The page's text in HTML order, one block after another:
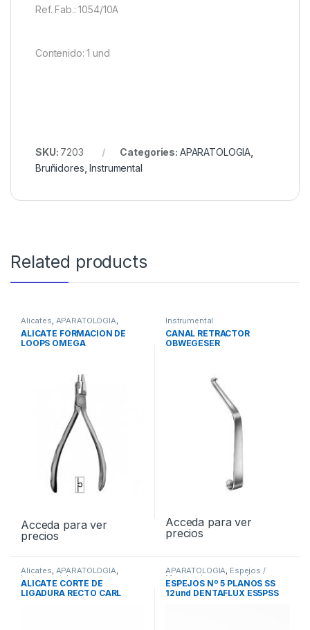
Ref. Fab.: 1054/10A
Contenido: 1 und
SKU: 7203 Categories: APARATOLOGIA
Bruñidores ,Instrumental
Related products
Alicates APARATOLOGIA
Instrumental
ALICATE FORMACION DE
LOOPS OMEGA
Acceda para ver
precios
Instrumental
CANAL RETRACTOR
OBWEGESER
Acceda para ver
precios
Alicates, APARATOLOGIA,
Instrumental
ALICATE CORTE DE
LIGADURA RECTO CARL
APARATOLOGIA, Espejos /
Mangos, Instrumental
ESPEJOS Nº 5 PLANOS SS
12und DENTAFLUX ES5PSS